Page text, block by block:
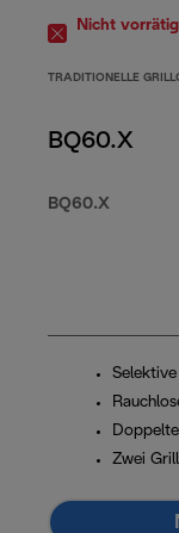
Nicht vorrätig
TRADITIONELLE
BQ60.X
BQ60.X
Zwei